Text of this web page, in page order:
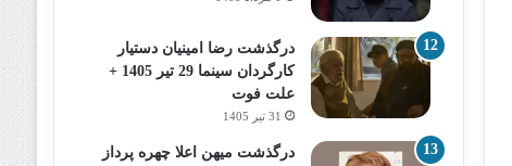
درگذشت رضا امینیان دستیار
کارگردان سینما 29 تیر 1405 +
علت فوت
31 تیر 1405
درگذشت میهن اعلا چهره پرداز